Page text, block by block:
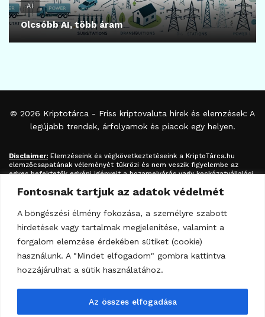
Fontosnak tartjuk az adatok védelmét
A böngészési élmény fokozása, a személyre szabott
hirdetések vagy tartalmak megjelenítése, valamint a
forgalom elemzése érdekében sütiket (cookie)
használunk. A "Mindet elfogadom" gombra kattintva
hozzájárulhat a sütik használatához.
Az összes elfogadása
AI
Olcsóbb AI, több áram
© 2026 Kriptotárca - Friss kriptovaluta hírek és elemzések: A
legújabb trendek, árfolyamok és piacok egy helyen.
Disclaimer: Elemzéseink és végkövetkeztetéseink a KriptoTárca.hu
elemzőcsapatának véleményét tükrözi és nem veszik figyelembe az
egyes befektetők egyéni igényeit a hozamelvárás vagy kockázatvállalási
befektetési tanácsadásnak, befektetési ajánlásnak, értékpapír /
kriptovaluta / token / ICO / cloud mining stb. jegyzésére / vételére /
eladására vonatkozó felhívásnak azok kizárólag tájékoztatásul
szolgálnak. Minden befektetés esetében kiemelten fontos az azt
megalapozó információk és lehetőségek széleskörű megismerése.
kripto-befektetések kockázata és volatilitása kiemelkedően magas.